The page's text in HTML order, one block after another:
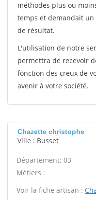
méthodes plus ou
temps et demandait
de résultat.
L'utilisation de notre
permettra de recevoir
fonction des creux de
avenir à votre société.
Chazette christophe
Ville : Busset
Département: 03
Métiers :
Voir la fiche artisan :